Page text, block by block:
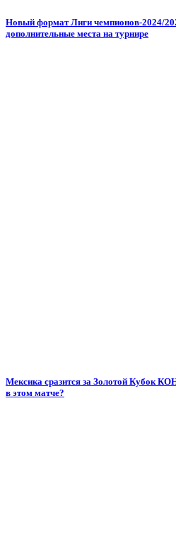
Новый формат Лиги чемпионов-2024/
дополнительные места на турнире
Мексика сразится за Золотой Кубок
в этом матче?